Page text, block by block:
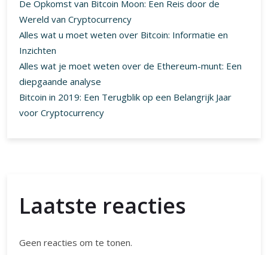
De Opkomst van Bitcoin Moon: Een Reis door de
Wereld van Cryptocurrency
Alles wat u moet weten over Bitcoin: Informatie en
Inzichten
Alles wat je moet weten over de Ethereum-munt: Een
diepgaande analyse
Bitcoin in 2019: Een Terugblik op een Belangrijk Jaar
voor Cryptocurrency
Laatste reacties
Geen reacties om te tonen.